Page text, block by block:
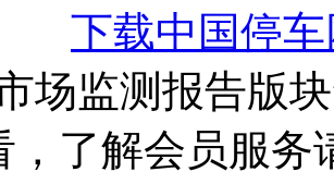
下载中国停车
场监测报告版
，了解会员服务